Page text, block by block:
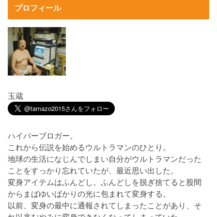
プロフィール
玉蔵
ハイパーブロガー。
これから伝説を始めるウルトラマンのひとり。
地球の生活になじんでしまい自分がウルトラマンだった
ことをすっかり忘れていたが、最近思い出した。
変身アイテムはふんどし。ふんどしを脱ぎ捨てると股間
からまばゆいばかりの光に包まれて変身する。
以前、変身の最中に通報されてしまったことがあり、そ